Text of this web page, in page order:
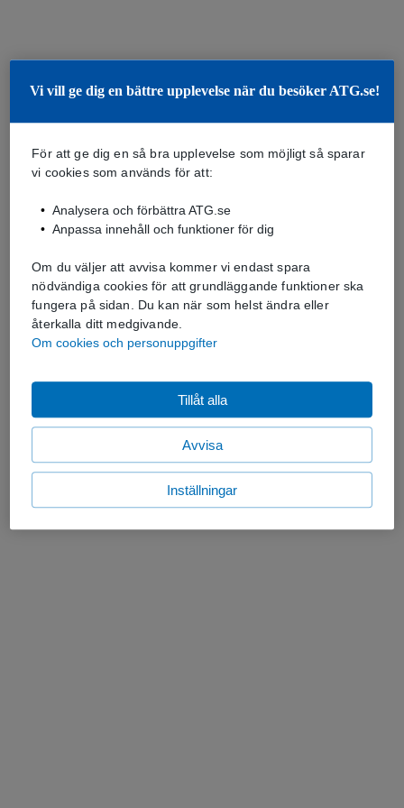
Vi vill ge dig en bättre upplevelse när du besöker ATG.se!
För att ge dig en så bra upplevelse som möjligt så sparar
vi cookies som används för att:
Analysera och förbättra ATG.se
Anpassa innehåll och funktioner för dig
Om du väljer att avvisa kommer vi endast spara
nödvändiga cookies för att grundläggande funktioner ska
fungera på sidan. Du kan när som helst ändra eller
återkalla ditt medgivande.
Om cookies och personuppgifter
Avvisa
Tillåt alla
Inställningar